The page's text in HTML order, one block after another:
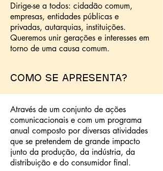
Dirige-se a todos: cidadão comum,
empresas, entidades públicas e
privadas, autarquias, instituições.
Queremos unir gerações e interesses em
torno de uma causa comum.
Como se apresenta?
Através de um conjunto de ações
comunicacionais e com um programa
anual composto por diversas atividades
que se pretendem de grande impacto
junto da produção, da indústria, da
distribuição e do consumidor final.